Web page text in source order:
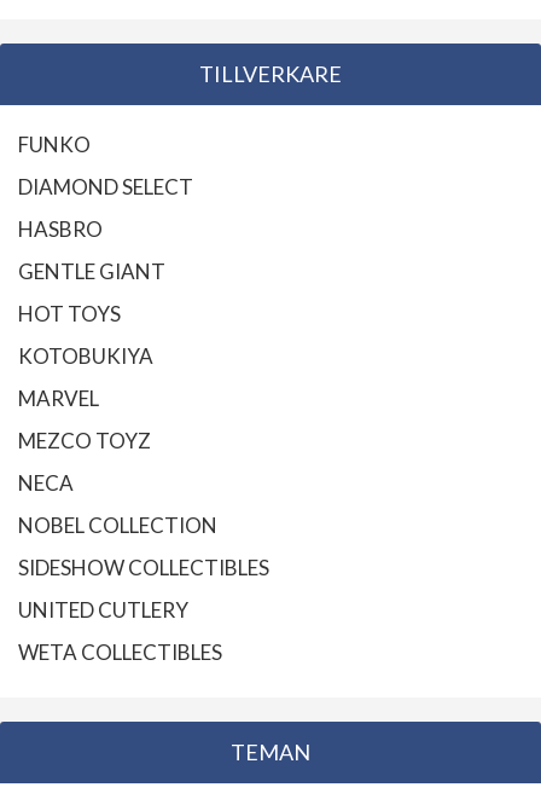
TILLVERKARE
FUNKO
DIAMOND SELECT
HASBRO
GENTLE GIANT
HOT TOYS
KOTOBUKIYA
MARVEL
MEZCO TOYZ
NECA
NOBEL COLLECTION
SIDESHOW COLLECTIBLES
UNITED CUTLERY
WETA COLLECTIBLES
TEMAN